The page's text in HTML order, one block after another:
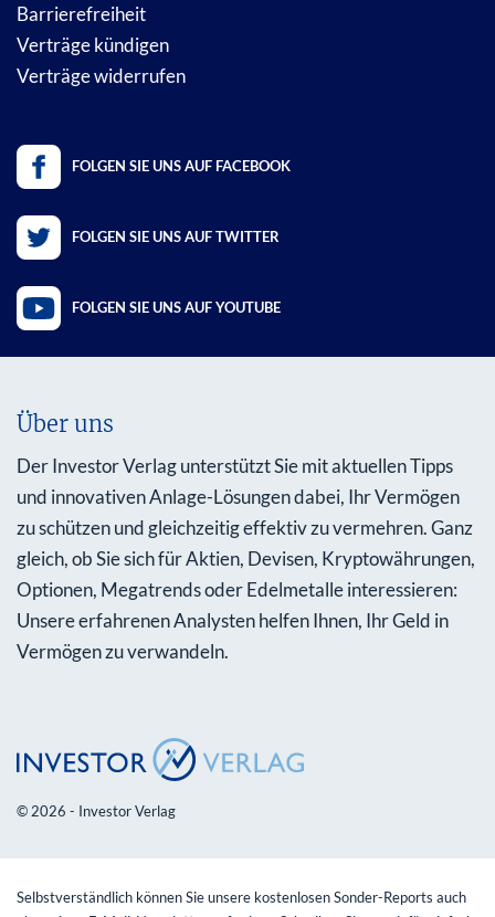
Barrierefreiheit
Verträge kündigen
Verträge widerrufen
FOLGEN SIE UNS AUF FACEBOOK
FOLGEN SIE UNS AUF TWITTER
FOLGEN SIE UNS AUF YOUTUBE
Über uns
Der Investor Verlag unterstützt Sie mit aktuellen Tipps
und innovativen Anlage-Lösungen dabei, Ihr Vermögen
zu schützen und gleichzeitig effektiv zu vermehren. Ganz
gleich, ob Sie sich für Aktien, Devisen, Kryptowährungen,
Optionen, Megatrends oder Edelmetalle interessieren:
Unsere erfahrenen Analysten helfen Ihnen, Ihr Geld in
Vermögen zu verwandeln.
© 2026 - Investor Verlag
Selbstverständlich können Sie unsere kostenlosen Sonder-Reports auch